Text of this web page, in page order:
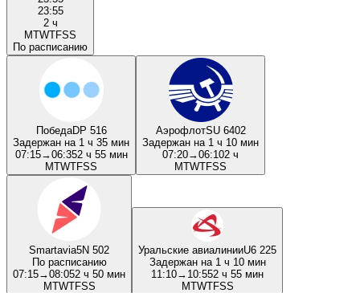
23:55
2 ч
MTWTFSS
По расписанию
ПобедаDP 516
Задержан на 1 ч 35 мин
07:15→06:352 ч 55 мин
MTWTFSS
АэрофлотSU 6402
Задержан на 1 ч 10 мин
07:20→06:102 ч
MTWTFSS
Smartavia5N 502
По расписанию
07:15→08:052 ч 50 мин
MTWTFSS
Уральские авиалинииU6 225
Задержан на 1 ч 10 мин
11:10→ 10:552 ч 55 мин
MTWTFSS